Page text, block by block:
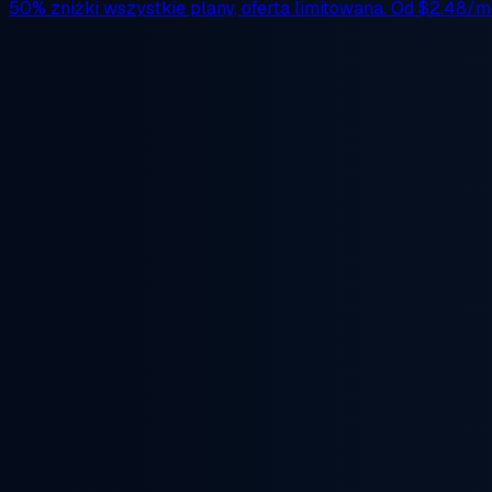
50% zniżki wszystkie plany, oferta limitowana. Od $2.48/